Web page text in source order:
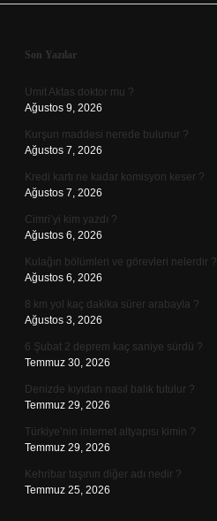
Sidebar
Son Yazılar
Umit Aktas doktor mu ?
Ağustos 9, 2026
Kurşun maddesi nerede bulunur ?
Ağustos 7, 2026
Kredi kartı ne kadar komisyon keser ?
Ağustos 7, 2026
Cimri’yi kim yazdı ?
Ağustos 6, 2026
Kulağın bölümleri ve görevleri nelerdir ?
Ağustos 6, 2026
8 km yol kaç dakika sürer arabayla ?
Ağustos 3, 2026
6 Şubat 2 deprem kaç saniye sürdü ?
Temmuz 30, 2026
Denizde kıyıdan nasıl balık tutulur ?
Temmuz 29, 2026
Türkiye’nin internet altyapısı kimin ?
Temmuz 29, 2026
Kehribar taşının diğer adı nedir ?
Temmuz 25, 2026